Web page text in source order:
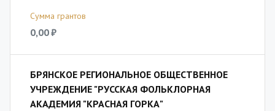
Сумма грантов
0,00 ₽
БРЯНСКОЕ РЕГИОНАЛЬНОЕ ОБЩЕСТВЕННОЕ
УЧРЕЖДЕНИЕ "РУССКАЯ ФОЛЬКЛОРНАЯ
АКАДЕМИЯ "КРАСНАЯ ГОРКА"